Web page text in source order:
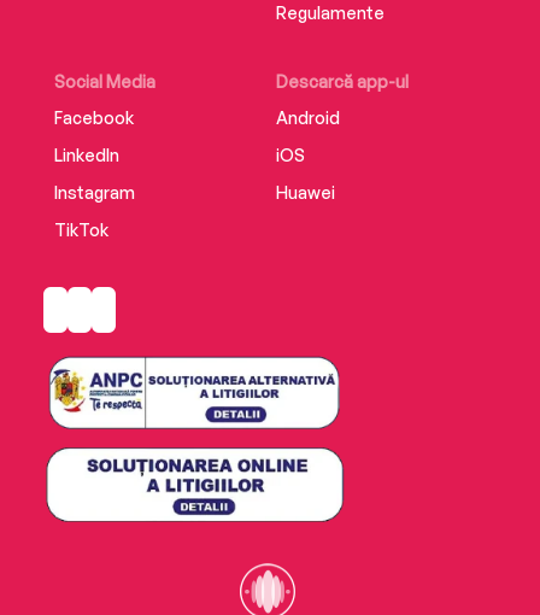
Social Media
Facebook
LinkedIn
Instagram
TikTok
Descarcă app-ul
Android
iOS
Huawei
Regulamente